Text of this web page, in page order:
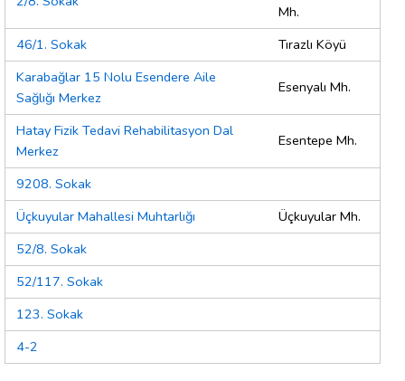
Mh.
46/1. Sokak
Tırazlı Köyü
Karabağlar 15 Nolu Esendere Aile
Sağlığı Merkez
Esenyalı Mh.
Hatay Fizik Tedavi Rehabilitasyon Dal
Merkez
Esentepe Mh.
9208. Sokak
Üçkuyular Mahallesi Muhtarlığı
Üçkuyular Mh.
52/8. Sokak
52/117. Sokak
123. Sokak
4-2